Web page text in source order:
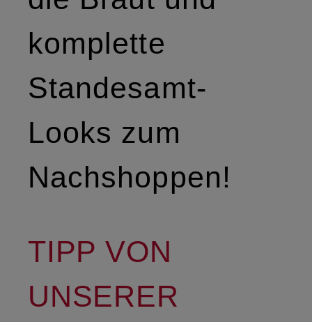
komplette
Standesamt-
Looks zum
Nachshoppen!
TIPP VON
UNSERER